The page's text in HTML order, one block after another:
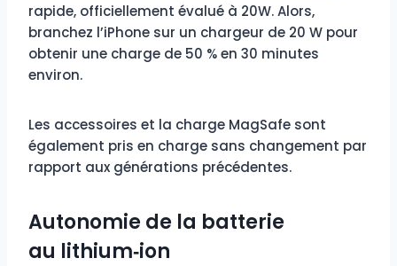
rapide, officiellement évalué à 20W. Alors,
branchez l’iPhone sur un chargeur de 20 W pour
obtenir une charge de 50 % en 30 minutes
environ.
Les accessoires et la charge MagSafe sont
également pris en charge sans changement par
rapport aux générations précédentes.
Autonomie de la batterie
au lithium‑ion